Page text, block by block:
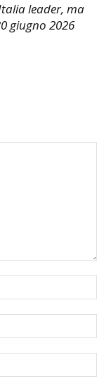
leader, ma
giugno 2026